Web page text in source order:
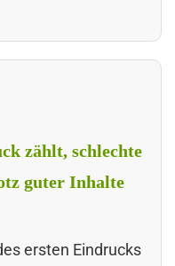
zählt, schlechte
guter Inhalte
ersten Eindrucks